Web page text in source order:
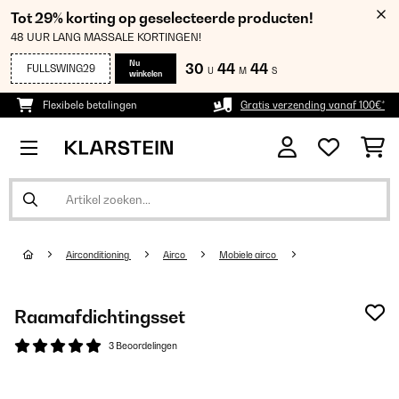
Tot 29% korting op geselecteerde producten!
48 UUR LANG MASSALE KORTINGEN!
FULLSWING29
Nu
winkelen
30 U 44 M 44 S
Flexibele betalingen Gratis verzending vanaf 100€*
Airconditioning Airco Mobiele airco
Raamafdichtingsset
3 Beoordelingen